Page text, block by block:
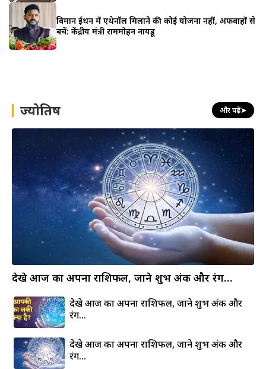
विमान ईंधन में एथेनॉल मिलाने की कोई योजना नहीं, अफवाहों से
बचें: केंद्रीय मंत्री राममोहन नायडू
ज्योतिष और पढ़ें➤
देखे आज का अपना राशिफल, जाने शुभ अंक और रंग…
देखे आज का अपना राशिफल, जाने शुभ अंक और
रंग…
देखे आज का अपना राशिफल, जाने शुभ अंक और
रंग…